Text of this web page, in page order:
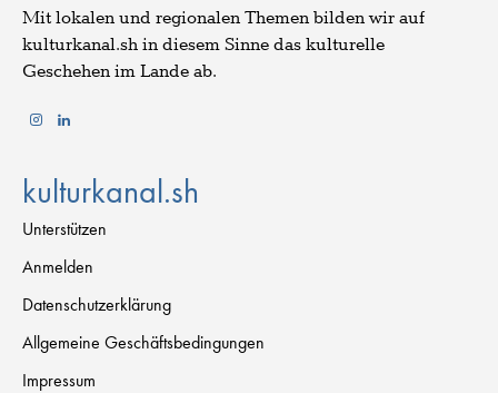
Mit lokalen und regionalen Themen bilden wir auf
kulturkanal.sh in diesem Sinne das kulturelle
Geschehen im Lande ab.
kulturkanal.sh
Unterstützen
Anmelden
Datenschutzerklärung
Allgemeine Geschäftsbedingungen
Impressum